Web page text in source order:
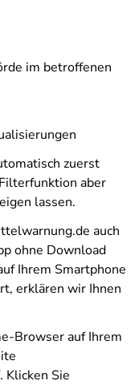
im betroffenen
zuerst
aber
lassen.
auch
ohne Download
Ihrem Smartphone
erklären wir Ihnen
Browser auf Ihrem
Klicken Sie